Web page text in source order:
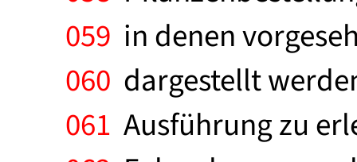
059 in denen
060 dargestellt
061 Ausführung zu